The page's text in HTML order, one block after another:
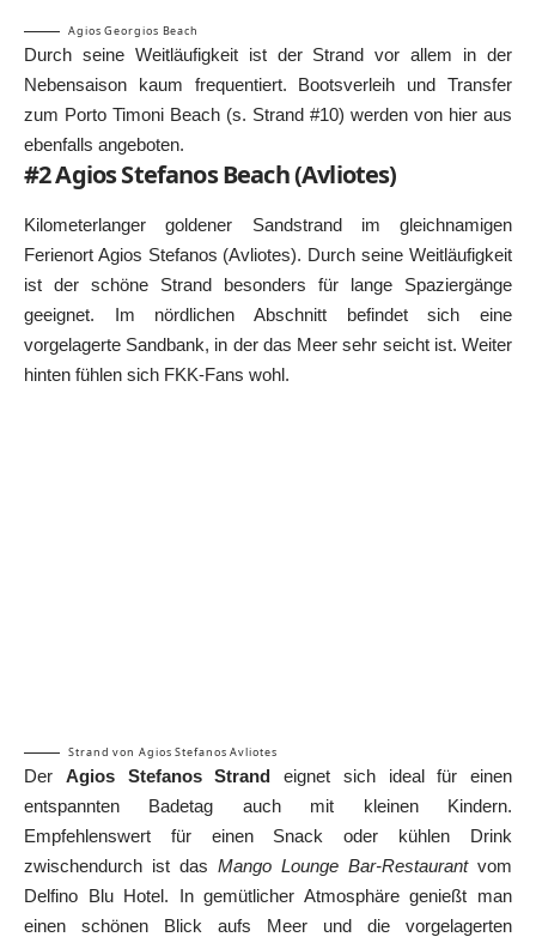
Agios Georgios Beach
Durch seine Weitläufigkeit ist der Strand vor allem in der
Nebensaison kaum frequentiert. Bootsverleih und Transfer
zum Porto Timoni Beach (s. Strand #10) werden von hier aus
ebenfalls angeboten.
#2 Agios Stefanos Beach (Avliotes)
Kilometerlanger goldener Sandstrand im gleichnamigen
Ferienort Agios Stefanos (Avliotes). Durch seine Weitläufigkeit
ist der schöne Strand besonders für lange Spaziergänge
geeignet. Im nördlichen Abschnitt befindet sich eine
vorgelagerte Sandbank, in der das Meer sehr seicht ist. Weiter
hinten fühlen sich FKK-Fans wohl.
Strand von Agios Stefanos Avliotes
Der Agios Stefanos Strand eignet sich ideal für einen
entspannten Badetag auch mit kleinen Kindern.
Empfehlenswert für einen Snack oder kühlen Drink
zwischendurch ist das Mango Lounge Bar-Restaurantvom
Delfino Blu Hotel. In gemütlicher Atmosphäre genießt man
einen schönen Blick aufs Meer und die vorgelagerten